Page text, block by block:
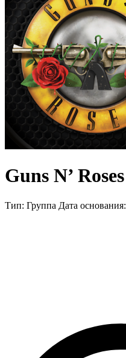
Guns N’ Roses
Тип: Группа Дата основания: